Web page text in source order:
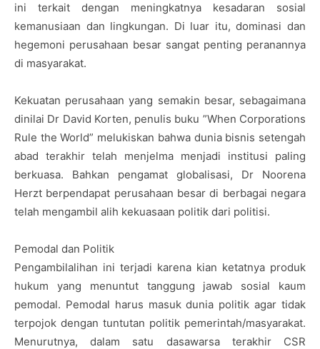
ini terkait dengan meningkatnya kesadaran sosial
kemanusiaan dan lingkungan. Di luar itu, dominasi dan
hegemoni perusahaan besar sangat penting peranannya
di masyarakat.
Kekuatan perusahaan yang semakin besar, sebagaimana
dinilai Dr David Korten, penulis buku ”When Corporations
Rule the World” melukiskan bahwa dunia bisnis setengah
abad terakhir telah menjelma menjadi institusi paling
berkuasa. Bahkan pengamat globalisasi, Dr Noorena
Herzt berpendapat perusahaan besar di berbagai negara
telah mengambil alih kekuasaan politik dari politisi.
Pemodal dan Politik
Pengambilalihan ini terjadi karena kian ketatnya produk
hukum yang menuntut tanggung jawab sosial kaum
pemodal. Pemodal harus masuk dunia politik agar tidak
terpojok dengan tuntutan politik pemerintah/masyarakat.
Menurutnya, dalam satu dasawarsa terakhir CSR